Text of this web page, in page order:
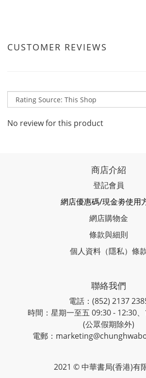
CUSTOMER REVIEWS
No review for this product
商店介紹
登記會員
網店優惠碼/現金劵使用
網店購物金
條款與細則
個人資料（隱私）條
聯絡我們
電話：(852) 2137
時間：星期一至五 09:30 - 12:30
(公眾假期除外)
電郵：
2021 © 中華書局(香港)有